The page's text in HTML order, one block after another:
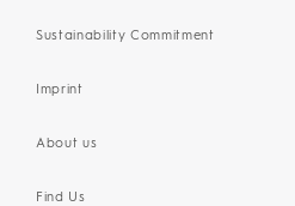
Sustainability Commitment
Imprint
About us
Find Us